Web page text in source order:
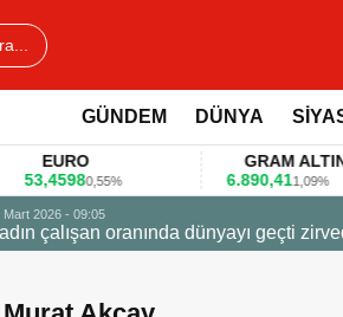
GÜNDEM DÜNYA
EURO
0,55%
GRAM ALTIN
6.890,411,09%
dünyayı geçti zirvede ödüle uçtu